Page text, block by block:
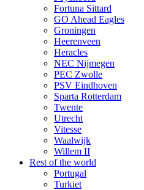
Fortuna Sittard
GO Ahead Eagles
Groningen
Heerenveen
Heracles
NEC Nijmegen
PEC Zwolle
PSV Eindhoven
Sparta Rotterdam
Twente
Utrecht
Vitesse
Waalwijk
Willem II
Rest of the world
Portugal
Turkiet